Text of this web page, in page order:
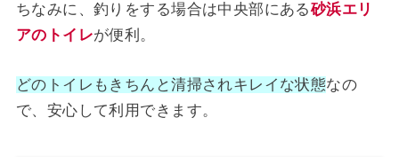
ちなみに、釣りをする場合は中央部にある砂浜エリ
アのトイレが便利。
どのトイレもきちんと清掃されキレイな状態なの
で、安心して利用できます。